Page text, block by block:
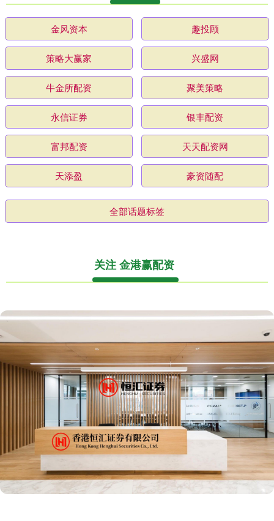
金风资本 趣投顾
策略大赢家 兴盛网
牛金所配资 聚美策略
永信证券 银丰配资
富邦配资 天天配资网
天添盈 豪资随配
全部话题标签
关注 金港赢配资